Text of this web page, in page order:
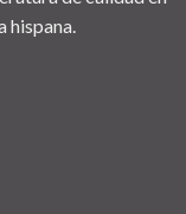
hispana.